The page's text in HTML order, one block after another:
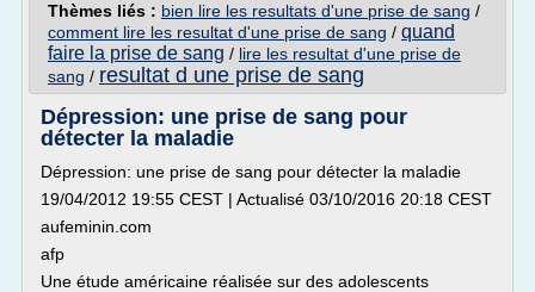
Thèmes liés : bien lire les resultats d'une prise de sang /
comment lire les resultat d'une prise de sang / quand
faire la prise de sang / lire les resultat d'une prise de
sang / resultat d une prise de sang
Dépression: une prise de sang pour
détecter la maladie
Dépression: une prise de sang pour détecter la maladie
19/04/2012 19:55 CEST | Actualisé 03/10/2016 20:18 CEST
aufeminin.com
afp
Une étude américaine réalisée sur des adolescents